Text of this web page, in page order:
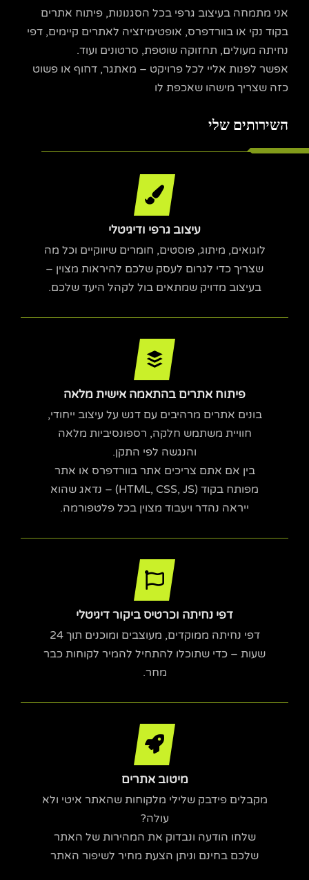
אני מתמחה בעיצוב גרפי בכל הסגנונות, פיתוח אתרים
בקוד נקי או בוורדפרס, אופטימיזציה לאתרים קיימים, דפי
נחיתה מעולים, תחזוקה שוטפת, סרטונים ועוד.
אפשר לפנות אליי לכל פרויקט – מאתגר, דחוף או פשוט
כזה שצריך מישהו שאכפת לו
השירותים שלי
עיצוב גרפי ודיגיטלי
לוגואים, מיתוג, פוסטים, חומרים שיווקיים וכל מה
שצריך כדי לגרום לעסק שלכם להיראות מצוין –
בעיצוב מדויק שמתאים בול לקהל היעד שלכם.
פיתוח אתרים בהתאמה אישית מלאה
בונים אתרים מרהיבים עם דגש על עיצוב ייחודי,
חוויית משתמש חלקה, רספונסיביות מלאה
והנגשה לפי התקן.
בין אם אתם צריכים אתר בוורדפרס או אתר
מפותח בקוד (HTML, CSS, JS) – נדאג שהוא
ייראה נהדר ויעבוד מצוין בכל פלטפורמה.
דפי נחיתה וכרטיס ביקור דיגיטלי
דפי נחיתה ממוקדים, מעוצבים ומוכנים תוך 24
שעות – כדי שתוכלו להתחיל להמיר לקוחות כבר
מחר.
מיטוב אתרים
מקבלים פידבק שלילי מלקוחות שהאתר איטי ולא
עולה?
שלחו הודעה ונבדוק את המהירות של האתר
שלכם בחינם וניתן הצעת מחיר לשיפור האתר